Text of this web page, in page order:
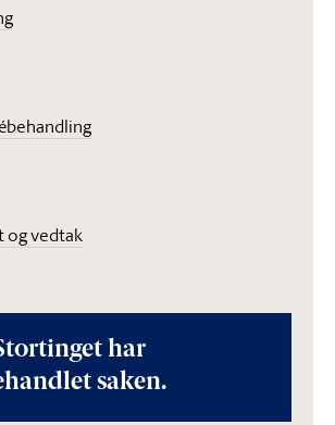
og vedtak
har
saken.